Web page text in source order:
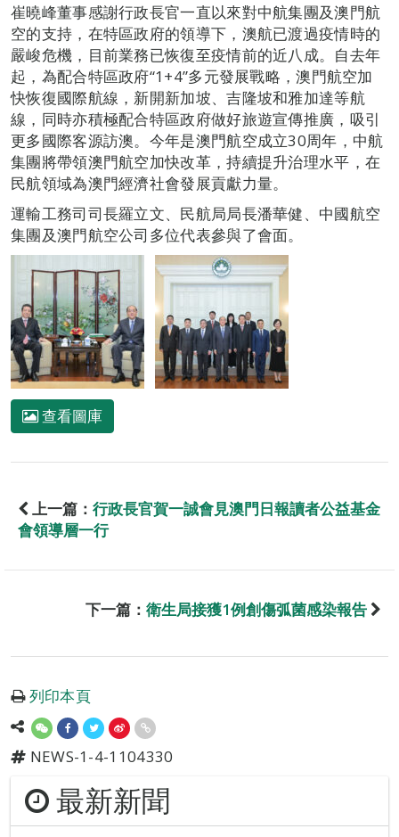
崔曉峰董事感謝行政長官一直以來對中航集團及澳門航
空的支持，在特區政府的領導下，澳航已渡過疫情時的
嚴峻危機，目前業務已恢復至疫情前的近八成。自去年
起，為配合特區政府“1+4”多元發展戰略，澳門航空加
快恢復國際航線，新開新加坡、吉隆坡和雅加達等航
線，同時亦積極配合特區政府做好旅遊宣傳推廣，吸引
更多國際客源訪澳。今年是澳門航空成立30周年，中航
集團將帶領澳門航空加快改革，持續提升治理水平，在
民航領域為澳門經濟社會發展貢獻力量。
運輸工務司司長羅立文、民航局局長潘華健、中國航空
集團及澳門航空公司多位代表參與了會面。
查看圖庫
上一篇： 行政長官賀一誠會見澳門日報讀者公益基金
會領導層一行
下一篇： 衛生局接獲1例創傷弧菌感染報告
列印本頁
NEWS-1-4-1104330
最新新聞